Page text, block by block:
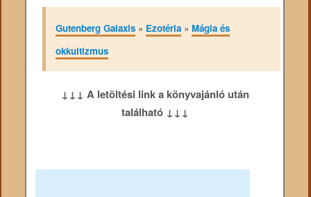
Gutenberg Galaxis» Ezotéria» Mágia és
okkultizmus
↓↓↓ A letöltési link a könyvajánló után
található ↓↓↓